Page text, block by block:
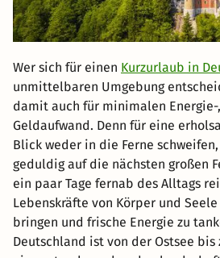
Wer sich für einen Kurzurlaub in
unmittelbaren Umgebung
damit auch für minimalen Energie-
Geldaufwand. Denn für eine
Blick weder in die Ferne
geduldig auf die nächsten großen
ein paar Tage fernab des Alltags
Lebenskräfte von Körper und
bringen und frische Energie zu
Deutschland ist von der Ostsee